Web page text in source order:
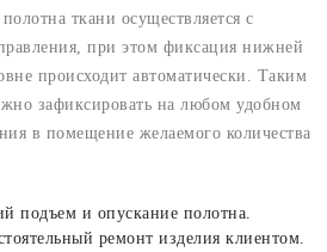
ткани осуществляется с
при этом фиксация нижней
происходит автоматически. Таким
зафиксировать на любом удобном
в помещение желаемого количества
подъем и опускание полотна.
ремонт изделия клиентом.